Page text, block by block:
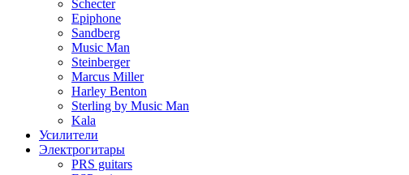
Schecter
Epiphone
Sandberg
Music Man
Steinberger
Marcus Miller
Harley Benton
Sterling by Music Man
Kala
Усилители
Электрогитары
PRS guitars